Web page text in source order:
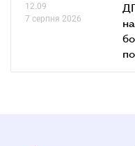
12.09
7 серпня 2026